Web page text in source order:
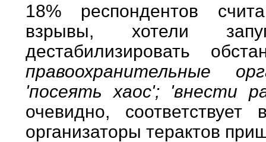
18% респондентов
взрывы, хотели
дестабилизировать
правоохранительные
'посеять хаос'; 'внести
очевидно,
организаторы терактов